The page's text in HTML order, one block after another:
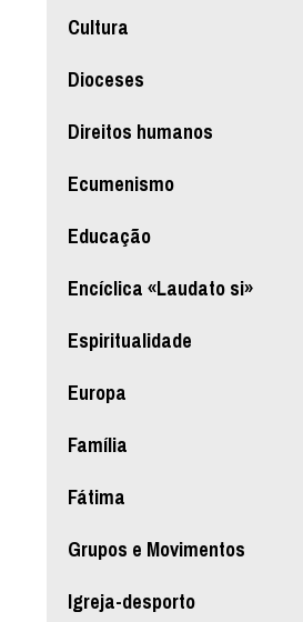
Cultura
Dioceses
Direitos humanos
Ecumenismo
Educação
Encíclica «Laudato si»
Espiritualidade
Europa
Família
Fátima
Grupos e Movimentos
Igreja-desporto